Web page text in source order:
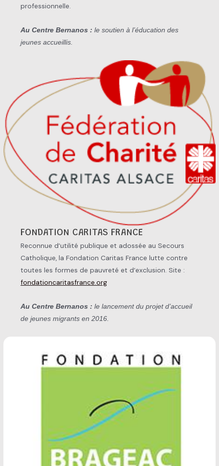
professionnelle.
Au Centre Bernanos : le soutien à l’éducation des
jeunes accueillis.
FONDATION CARITAS FRANCE
Reconnue d’utilité publique et adossée au Secours
Catholique, la Fondation Caritas France lutte contre
toutes les formes de pauvreté et d’exclusion. Site :
fondationcaritasfrance.org
Au Centre Bernanos : le lancement du projet d’accueil
de jeunes migrants en 2016.